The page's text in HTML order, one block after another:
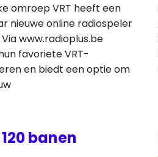
omroep VRT heeft een
nieuwe online radiospeler
www.radioplus.be
favoriete VRT-
en biedt een optie om
banen